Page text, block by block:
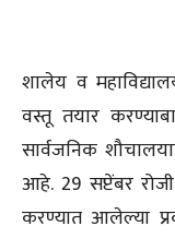
शालेय व
वस्तू तयार
सार्वजनिक
आहे. 29 सप्टेंबर
करण्यात आलेल्या